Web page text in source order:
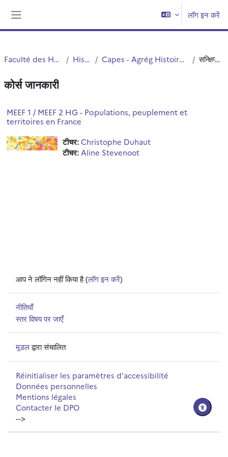
लॉग इन करें
Faculté des Humanités Histoire Capes - Agrég Histoire-Géographie सन्क्षिप्त विवरण
कोर्स जानकारी
MEEF 1 / MEEF 2 HG - Populations, peuplement et
territoires en France
टीचर:Christophe Duhaut
टीचर: Aline Stevenoot
आप ने लॉगिन नहीं किया है (लॉग इन करें)
नीतियाँ
स्तर विषय पर जाएँ
मूडलद्वारा संचालित
Réinitialiser les paramètres d'accessibilité
Données personnelles
Mentions légales
Contacter le DPO
-->